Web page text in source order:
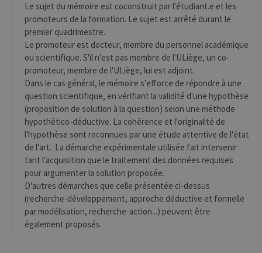
Le sujet du mémoire est coconstruit par l'étudiant.e et les
promoteurs de la formation. Le sujet est arrêté durant le
premier quadrimestre.
Le promoteur est docteur, membre du personnel académique
ou scientifique. S'il n'est pas membre de l'ULiège, un co-
promoteur, membre de l'ULiège, lui est adjoint.
Dans le cas général, le mémoire s'efforce de répondre à une
question scientifique, en vérifiant la validité d'une hypothèse
(proposition de solution à la question) selon une méthode
hypothético-déductive. La cohérence et l'originalité de
l'hypothèse sont reconnues par une étude attentive de l'état
de l'art. La démarche expérimentale utilisée fait intervenir
tant l'acquisition que le traitement des données requises
pour argumenter la solution proposée.
D'autres démarches que celle présentée ci-dessus
(recherche-développement, approche déductive et formelle
par modélisation, recherche-action...) peuvent être
également proposés.